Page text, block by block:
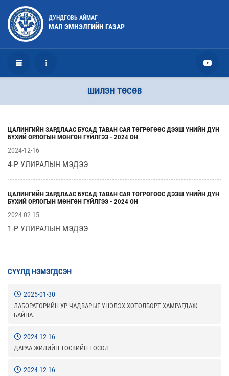
ДУНДГОВЬ АЙМАГ
МАЛ ЭМНЭЛГИЙН ГАЗАР
ШИЛЭН ТӨСӨВ
ЦАЛИНГИЙН ЗАРДЛААС БУСАД ТАВАН САЯ ТӨГРӨГӨӨС ДЭЭШ ҮНИЙН ДҮН
БҮХИЙ ОРЛОГЫН МӨНГӨН ГҮЙЛГЭЭ - 2024 ОН
2024-12-16
4-Р УЛИРАЛЫН МЭДЭЭ
ЦАЛИНГИЙН ЗАРДЛААС БУСАД ТАВАН САЯ ТӨГРӨГӨӨС ДЭЭШ ҮНИЙН ДҮН
БҮХИЙ ОРЛОГЫН МӨНГӨН ГҮЙЛГЭЭ - 2024 ОН
2024-02-15
1-Р УЛИРАЛЫН МЭДЭЭ
СҮҮЛД НЭМЭГДСЭН
2025-01-30
ЛАБОРАТОРИЙН УР ЧАДВАРЫГ ҮНЭЛЭХ ХӨТӨЛБӨРТ ХАМРАГДАЖ
БАЙНА.
2024-12-16
ДАРАА ЖИЛИЙН ТӨСВИЙН ТӨСӨЛ
2024-12-16